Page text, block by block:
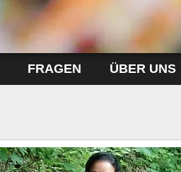
FRAGEN ÜBER UNS